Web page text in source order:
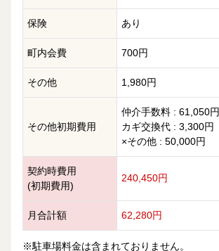
保険 あり
町内会費 700円
その他 1,980円
その他初期費用
仲介手数料 : 61,050円
カギ交換代 : 3,300円
×その他 : 50,000円
契約時費用
(初期費用)
240,450円
月合計額 62,280円
※駐車場料金は含まれておりません。